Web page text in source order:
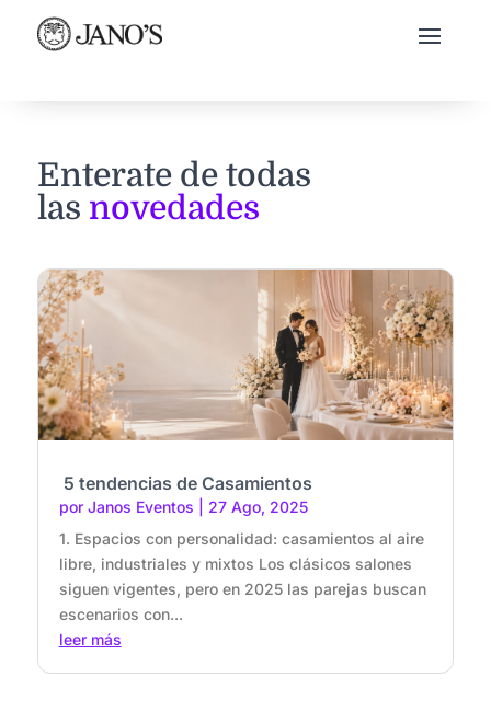
Enterate de todas
las novedades
5 tendencias de Casamientos
por Janos Eventos
27 Ago, 2025
1. Espacios con personalidad: casamientos al aire
libre, industriales y mixtos Los clásicos salones
siguen vigentes, pero en 2025 las parejas buscan
escenarios con...
leer más